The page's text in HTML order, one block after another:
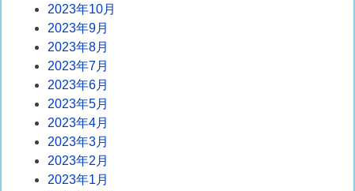
2023年10月
2023年9月
2023年8月
2023年7月
2023年6月
2023年5月
2023年4月
2023年3月
2023年2月
2023年1月